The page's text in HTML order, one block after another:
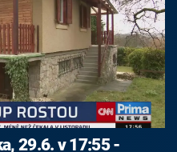
29.6. v 17:55 -